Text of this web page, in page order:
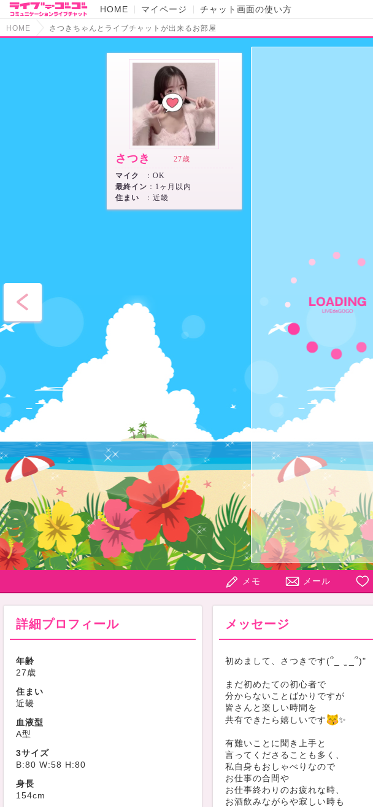
HOME マイページ チャット画面の使い方
HOME さつきちゃんとライブチャットが出来るお部屋
さつき
27歳
マイク
：OK
最終イン ：1ヶ月以内
住まい
：近畿
メモ メール
詳細プロフィール
年齢
27歳
住まい
近畿
血液型
A型
3サイズ
B:80 W:58 H:80
身長
154cm
メッセージ
初めまして、さつきです(՞_ ̫ _՞)"
まだ初めたての初心者で
分からないことばかりですが
皆さんと楽しい時間を
共有できたら嬉しいです
✨️
有難いことに聞き上手と
言ってくださることも多く、
私自身もおしゃべりなので
お仕事の合間や
お仕事終わりのお疲れな時、
お酒飲みながらや寂しい時も